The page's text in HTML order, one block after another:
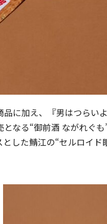
に加え、『男はつらい
なる“御前酒 ながれぐも
した鯖江の“セルロイド